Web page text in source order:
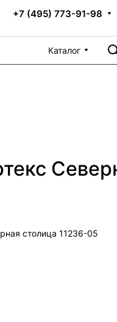
+7 (495) 773-91-98
Каталог
столица 11236-05